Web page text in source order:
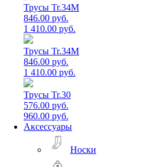
Трусы Tr.34M
846.00 руб.
1 410.00 руб.
Трусы Tr.34M
846.00 руб.
1 410.00 руб.
Трусы Tr.30
576.00 руб.
960.00 руб.
Аксессуары
Носки